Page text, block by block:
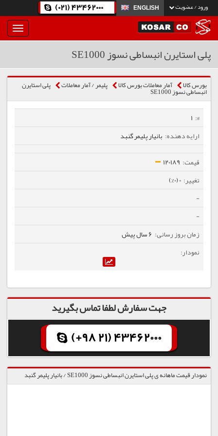
ورود / عضویت ENGLISH
(021) 43462000
بار
و
پلی استایرن انبساطی نسوز SE1000
بورس کالا آمار معاملات بورس کالا پلیمر / آمار معاملات پلی استایرن
انبساطی نسوز SE1000
1
بانیار پلیمر گنبد
120189
0 (0%)
-
-
6 سال پیش
جهت سفارش لطفا تماس بگیرید
(+98 21) 43462000
نمودار قیمت ماهانه ی پلی استایرن انبساطی نسوز SE1000 / بانیار پلیمر گنبد